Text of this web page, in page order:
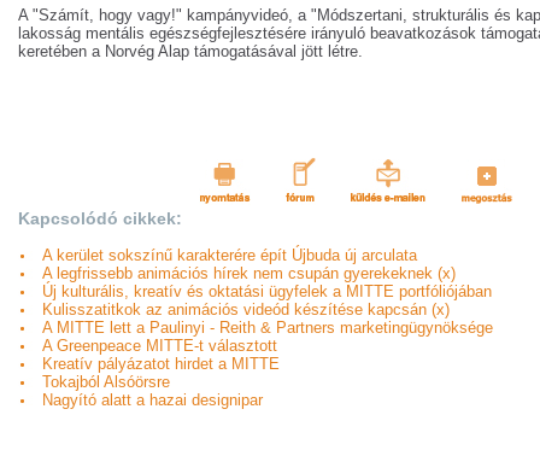
A "Számít, hogy vagy!" kampányvideó, a "Módszertani, strukturális és
lakosság mentális egészségfejlesztésére irányuló beavatkozások
keretében a Norvég Alap támogatásával jött létre.
Kapcsolódó cikkek:
A kerület sokszínű karakterére épít Újbuda új arculata
A legfrissebb animációs hírek nem csupán gyerekeknek (x)
Új kulturális, kreatív és oktatási ügyfelek a MITTE portfóliójában
Kulisszatitkok az animációs videód készítése kapcsán (x)
A MITTE lett a Paulinyi - Reith & Partners marketingügynöksége
A Greenpeace MITTE-t választott
Kreatív pályázatot hirdet a MITTE
Tokajból Alsóörsre
Nagyító alatt a hazai designipar